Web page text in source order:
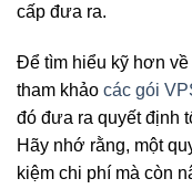
cấp đưa ra.
Để tìm hiểu kỹ hơn
tham khảo các gói
đó đưa ra quyết định
Hãy nhớ rằng, một
kiệm chi phí mà còn